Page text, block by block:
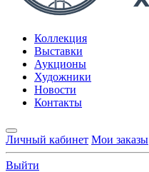
Коллекция
Выставки
Аукционы
Художники
Новости
Контакты
Личный кабинет Мои заказы
Выйти